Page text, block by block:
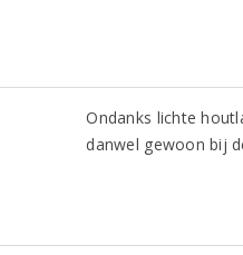
Ondanks lichte
danwel gewoon bij